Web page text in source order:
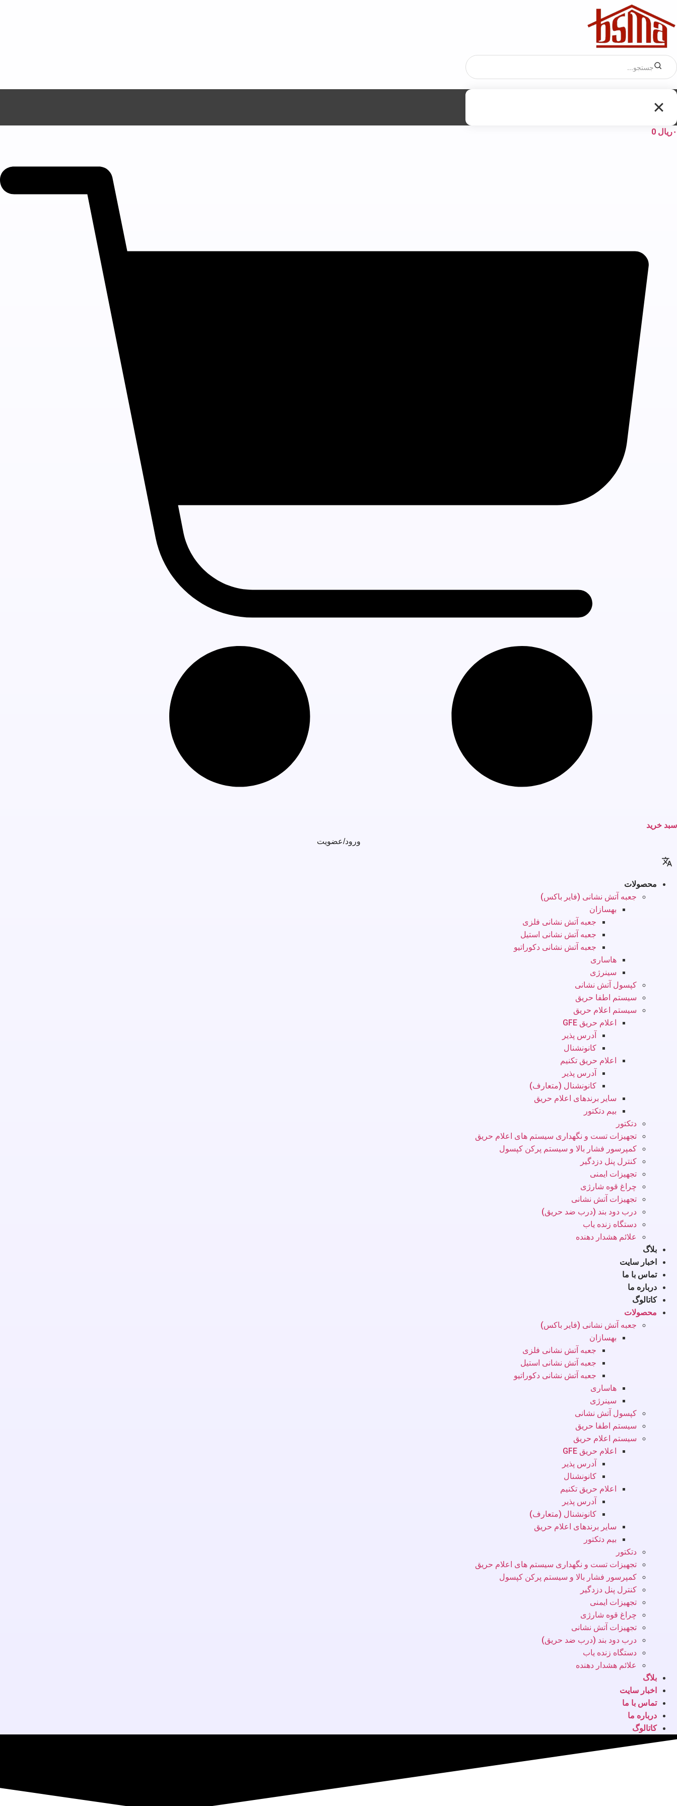
۰ریال 0
سبد خرید
ورود/عضویت
محصولات
جعبه آتش نشانی (فایر باکس)
بهسازان
جعبه آتش نشانی فلزی
جعبه آتش نشانی استیل
جعبه آتش نشانی دکوراتیو
هاساری
سینرژی
کپسول آتش نشانی
سیستم اطفا حریق
سیستم اعلام حریق
اعلام حریق GFE
آدرس پذیر
کانونشنال
اعلام حریق تکنیم
آدرس پذیر
کانونشنال (متعارف)
سایر برندهای اعلام حریق
بیم دتکتور
دتکتور
تجهیزات تست و نگهداری سیستم های اعلام حریق
کمپرسور فشار بالا و سیستم پرکن کپسول
کنترل پنل دزدگیر
تجهیزات ایمنی
چراغ قوه شارژی
تجهیزات آتش نشانی
درب دود بند (درب ضد حریق)
دستگاه زنده یاب
علائم هشدار دهنده
بلاگ
اخبار سایت
تماس با ما
درباره ما
کاتالوگ
محصولات
جعبه آتش نشانی (فایر باکس)
بهسازان
جعبه آتش نشانی فلزی
جعبه آتش نشانی استیل
جعبه آتش نشانی دکوراتیو
هاساری
سینرژی
کپسول آتش نشانی
سیستم اطفا حریق
سیستم اعلام حریق
اعلام حریق GFE
آدرس پذیر
کانونشنال
اعلام حریق تکنیم
آدرس پذیر
کانونشنال (متعارف)
سایر برندهای اعلام حریق
بیم دتکتور
دتکتور
تجهیزات تست و نگهداری سیستم های اعلام حریق
کمپرسور فشار بالا و سیستم پرکن کپسول
کنترل پنل دزدگیر
تجهیزات ایمنی
چراغ قوه شارژی
تجهیزات آتش نشانی
درب دود بند (درب ضد حریق)
دستگاه زنده یاب
علائم هشدار دهنده
بلاگ
اخبار سایت
تماس با ما
درباره ما
کاتالوگ